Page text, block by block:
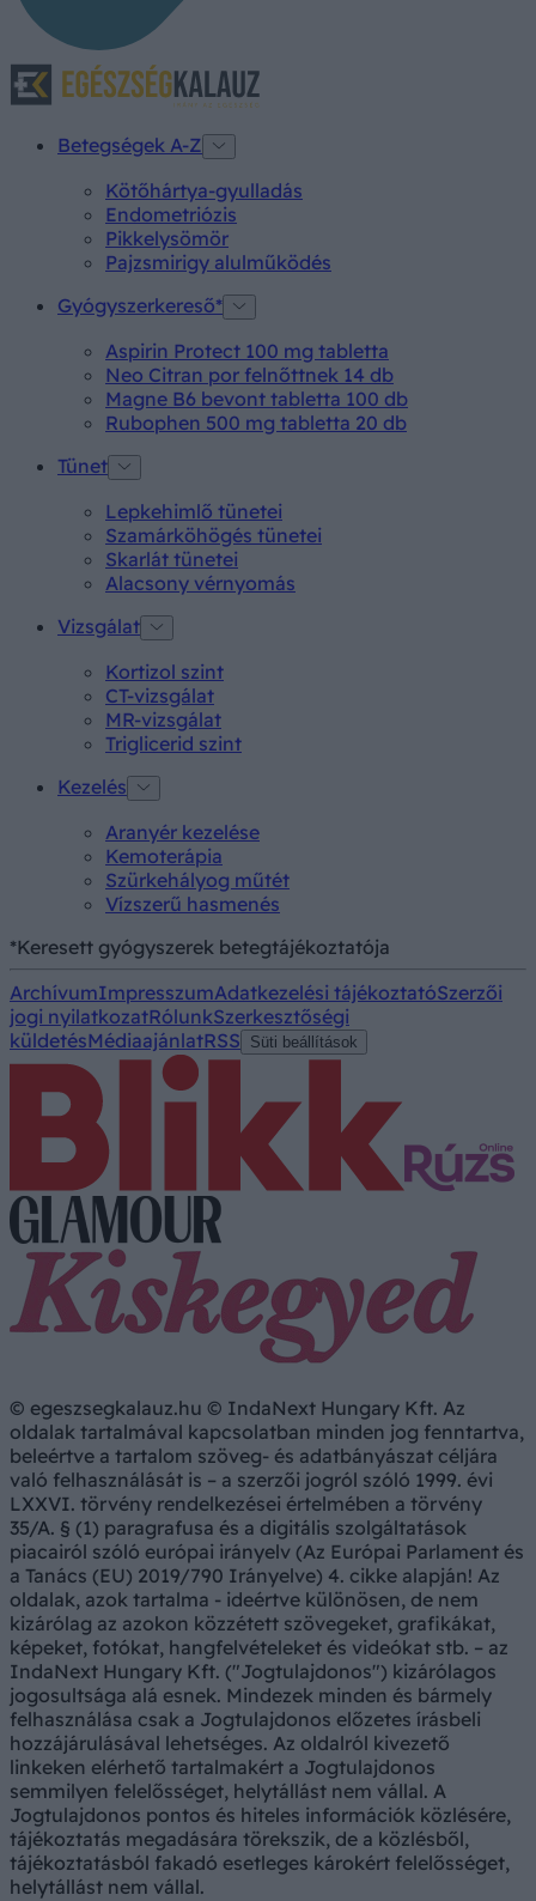
Betegségek A-Z
Kötőhártya-gyulladás
Endometriózis
Pikkelysömör
Pajzsmirigy alulműködés
Gyógyszerkereső*
Aspirin Protect 100 mg tabletta
Neo Citran por felnőttnek 14 db
Magne B6 bevont tabletta 100 db
Rubophen 500 mg tabletta 20 db
Tünet
Lepkehimlő tünetei
Szamárköhögés tünetei
Skarlát tünetei
Alacsony vérnyomás
Vizsgálat
Kortizol szint
CT-vizsgálat
MR-vizsgálat
Triglicerid szint
Kezelés
Aranyér kezelése
Kemoterápia
Szürkehályog műtét
Vízszerű hasmenés
*Keresett gyógyszerek betegtájékoztatója
ArchívumImpresszumAdatkezelési tájékoztatóSzerzői
jogi nyilatkozatRólunkSzerkesztőségi
küldetésMédiaajánlatRSS Süti beállítások
© egeszsegkalauz.hu © IndaNext Hungary Kft. Az
oldalak tartalmával kapcsolatban minden jog fenntartva,
beleértve a tartalom szöveg- és adatbányászat céljára
való felhasználását is – a szerzői jogról szóló 1999. évi
LXXVI. törvény rendelkezései értelmében a törvény
35/A. § (1) paragrafusa és a digitális szolgáltatások
piacairól szóló európai irányelv (Az Európai Parlament és
a Tanács (EU) 2019/790 Irányelve) 4. cikke alapján! Az
oldalak, azok tartalma - ideértve különösen, de nem
kizárólag az azokon közzétett szövegeket, grafikákat,
képeket, fotókat, hangfelvételeket és videókat stb. – az
IndaNext Hungary Kft. ("Jogtulajdonos") kizárólagos
jogosultsága alá esnek. Mindezek minden és bármely
felhasználása csak a Jogtulajdonos előzetes írásbeli
hozzájárulásával lehetséges. Az oldalról kivezető
linkeken elérhető tartalmakért a Jogtulajdonos
semmilyen felelősséget, helytállást nem vállal. A
Jogtulajdonos pontos és hiteles információk közlésére,
tájékoztatás megadására törekszik, de a közlésből,
tájékoztatásból fakadó esetleges károkért felelősséget,
helytállást nem vállal.